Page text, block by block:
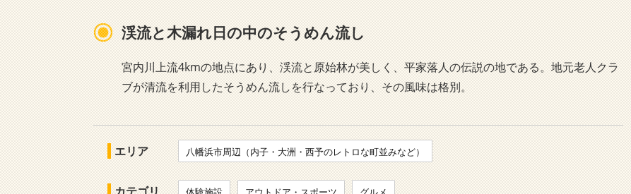
渓流と木漏れ日の中のそうめん流し
宮内川上流4kmの地点にあり、渓流と原始林が美しく、平家落人の伝説の地である。地元老人クラ
ブが清流を利用したそうめん流しを行なっており、その風味は格別。
エリア 八幡浜市周辺（内子・大洲・西予のレトロな町並みなど）